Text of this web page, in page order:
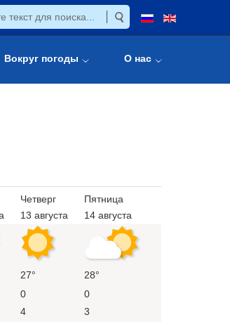
Вокруг погоды О нас
Четверг
13 августа
Пятница
14 августа
27°
28°
0
0
4
3